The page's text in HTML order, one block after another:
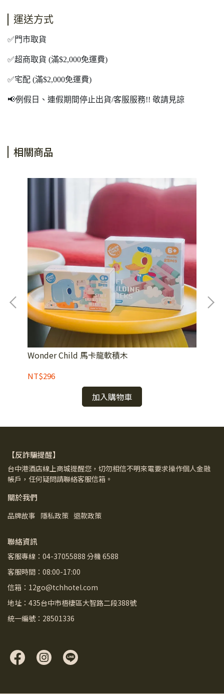
運送方式
✅門市取貨
✅超商取貨 (滿$2,000免運費)
✅宅配 (滿$2,000免運費)
📢例假日、連假期間停止出貨/客服服務!! 敬請見諒
相關商品
Wonder Child 馬卡龍軟積木
NT$296
加入購物車
【反詐騙提醒】
台中港酒店線上商城提醒您，切勿相信不明來電要求操作個人金融
帳戶，任何疑問請聯絡客服信箱。
關於我們
品牌故事 隱私政策 退款政策
聯絡資訊
客服專線：04-37055888 分機 6588
客服時間：08:00-17:00
信箱：12go@tchhotel.com
地址：435台中市梧棲區大智路二段388號
統一編號：28501336